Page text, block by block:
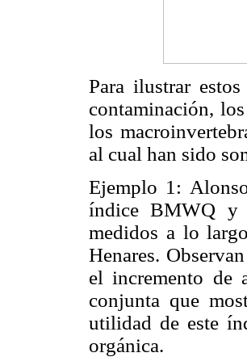
Para ilustrar
contaminación,
los
al cual han sido
Ejemplo 1:
índice BMWQ y
medidos a lo
Henares.
el incremento de
conjunta que
utilidad de este
orgánica.